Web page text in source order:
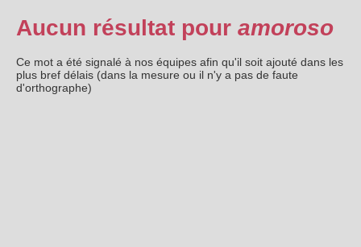
Aucun résultat pour amoroso
Ce mot a été signalé à nos équipes afin qu'il soit ajouté dans les
plus bref délais (dans la mesure ou il n'y a pas de faute
d'orthographe)